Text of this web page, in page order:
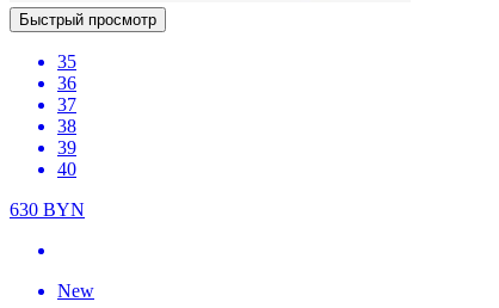
Быстрый просмотр
35
36
37
38
39
40
630 BYN
New